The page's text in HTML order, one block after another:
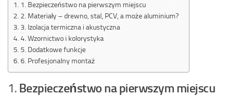
1. Bezpieczeństwo na pierwszym miejscu
2. Materiały – drewno, stal, PCV, a może aluminium?
3. Izolacja termiczna i akustyczna
4. Wzornictwo i kolorystyka
5. Dodatkowe funkcje
6. Profesjonalny montaż
1. Bezpieczeństwo na pierwszym miejscu